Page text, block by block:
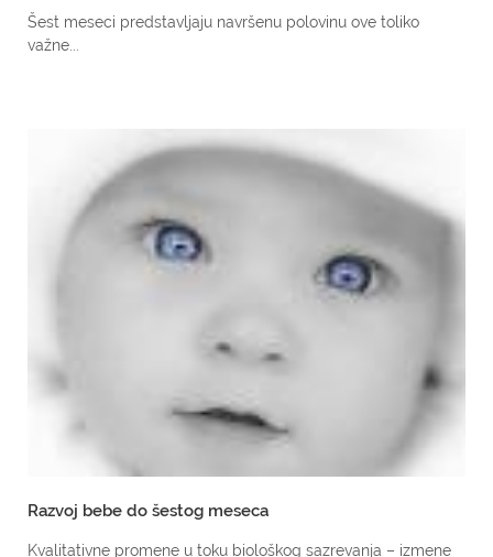
Šest meseci predstavljaju navršenu polovinu ove toliko
važne...
Razvoj bebe do šestog meseca
Kvalitativne promene u toku biološkog sazrevanja – izmene